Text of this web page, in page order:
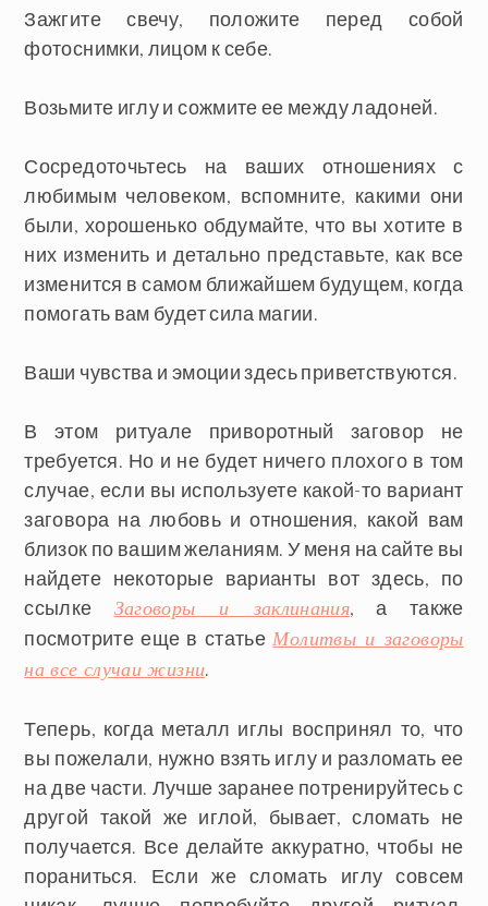
Зажгите свечу, положите перед собой
фотоснимки, лицом к себе.
Возьмите иглу и сожмите ее между ладоней.
Сосредоточьтесь на ваших отношениях с
любимым человеком, вспомните, какими они
были, хорошенько обдумайте, что вы хотите в
них изменить и детально представьте, как все
изменится в самом ближайшем будущем, когда
помогать вам будет сила магии.
Ваши чувства и эмоции здесь приветствуются.
В этом ритуале приворотный заговор не
требуется. Но и не будет ничего плохого в том
случае, если вы используете какой-то вариант
заговора на любовь и отношения, какой вам
близок по вашим желаниям. У меня на сайте вы
найдете некоторые варианты вот здесь, по
ссылке Заговоры и заклинания, а также
посмотрите еще в статье Молитвы и заговоры
на все случаи жизни.
Теперь, когда металл иглы воспринял то, что
вы пожелали, нужно взять иглу и разломать ее
на две части. Лучше заранее потренируйтесь с
другой такой же иглой, бывает, сломать не
получается. Все делайте аккуратно, чтобы не
пораниться. Если же сломать иглу совсем